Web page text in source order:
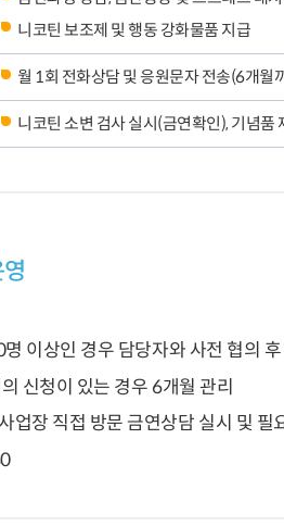
니코틴 보조제 및 행동 강화물품 지급
월 1회 전화상담 및 응원문자 전송(6개월
니코틴 소변 검사 실시(금연확인), 기념품
이상인 경우 담당자와 사전 협의 후
신청이 있는 경우 6개월 관리
업장 직접 방문 금연상담 실시 및 필